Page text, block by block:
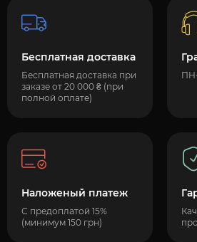
Бесплатная доставка
Бесплатная доставка при
заказе от 20 000 ₴ (при
полной оплате)
Наложеный платеж
С предоплатой 15%
(минимум 150 грн)